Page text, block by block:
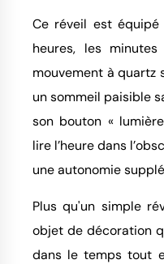
Ce réveil est
heures, les
mouvement à quartz
un sommeil paisible
son bouton «
lire l’heure dans
une autonomie
Plus qu'un simple
objet de décoration
dans le temps tout